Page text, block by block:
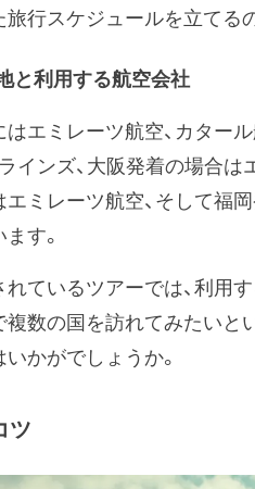
行スケジュールを立てる
と利用する航空会社
エミレーツ航空、カタール
インズ、大阪発着の場合
ミレーツ航空、そして福
す。
ているツアーでは、利用
複数の国を訪れてみたい
かがでしょうか。
ツ